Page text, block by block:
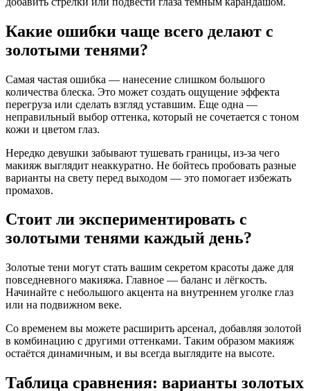
Какие ошибки чаще всего делают с
золотыми тенями?
Самая частая ошибка — нанесение слишком большого
количества блеска. Это может создать ощущение эффекта
перегруза или сделать взгляд уставшим. Еще одна —
неправильный выбор оттенка, который не сочетается с тоном
кожи и цветом глаз.
Нередко девушки забывают тушевать границы, из-за чего
макияж выглядит неаккуратно. Не бойтесь пробовать разные
варианты на свету перед выходом — это помогает избежать
промахов.
Стоит ли экспериментировать с
золотыми тенями каждый день?
Золотые тени могут стать вашим секретом красоты даже для
повседневного макияжа. Главное — баланс и лёгкость.
Начинайте с небольшого акцента на внутреннем уголке глаз
или на подвижном веке.
Со временем вы можете расширить арсенал, добавляя золотой
в комбинацию с другими оттенками. Таким образом макияж
остаётся динамичным, и вы всегда выглядите на высоте.
Таблица сравнения: варианты золотых